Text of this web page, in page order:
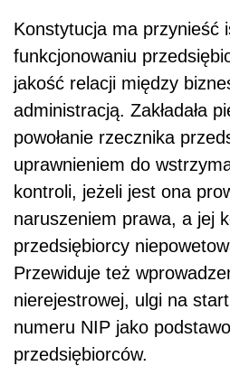
Konstytucja ma przynieść
funkcjonowaniu
jakość relacji między
administracją. Zakładała
powołanie rzecznika
uprawnieniem do
kontroli, jeżeli jest ona
naruszeniem prawa, a jej
przedsiębiorcy
Przewiduje też
nierejestrowej, ulgi na
numeru NIP jako
przedsiębiorców.